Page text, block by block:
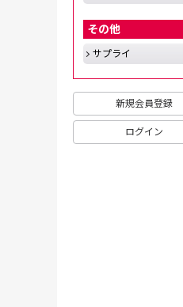
その他
サプライ
新規会員登録
ログイン